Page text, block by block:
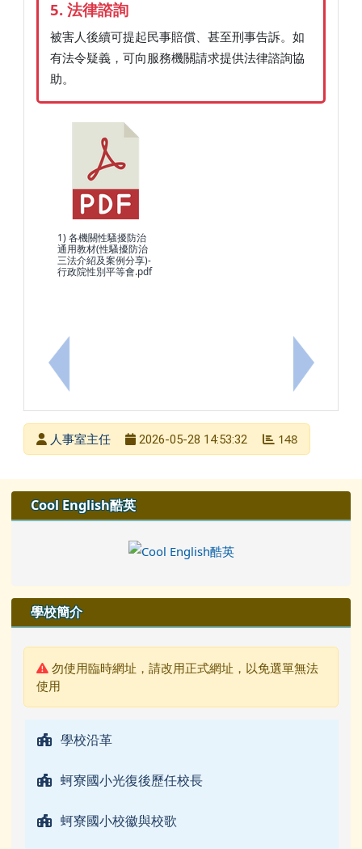
上一筆：網傳「同事訂雞排沒揪就算職場霸凌」？
5. 法律諮詢
被害人後續可提起民事賠償、甚至刑事告訴。如
有法令疑義，可向服務機關請求提供法律諮詢協
助。
1) 各機關性騷擾防治
通用教材(性騷擾防治
三法介紹及案例分享)-
行政院性別平等會.pdf
下一筆：
發布者人事室主任
2026-05-28 14:53:32 148
左邊區域內容
Cool English酷英
學校簡介
警告:
勿使用臨時網址，請改用正式網址，以免選單無法
使用
學校沿革
蚵寮國小光復後歷任校長
蚵寮國小校徽與校歌